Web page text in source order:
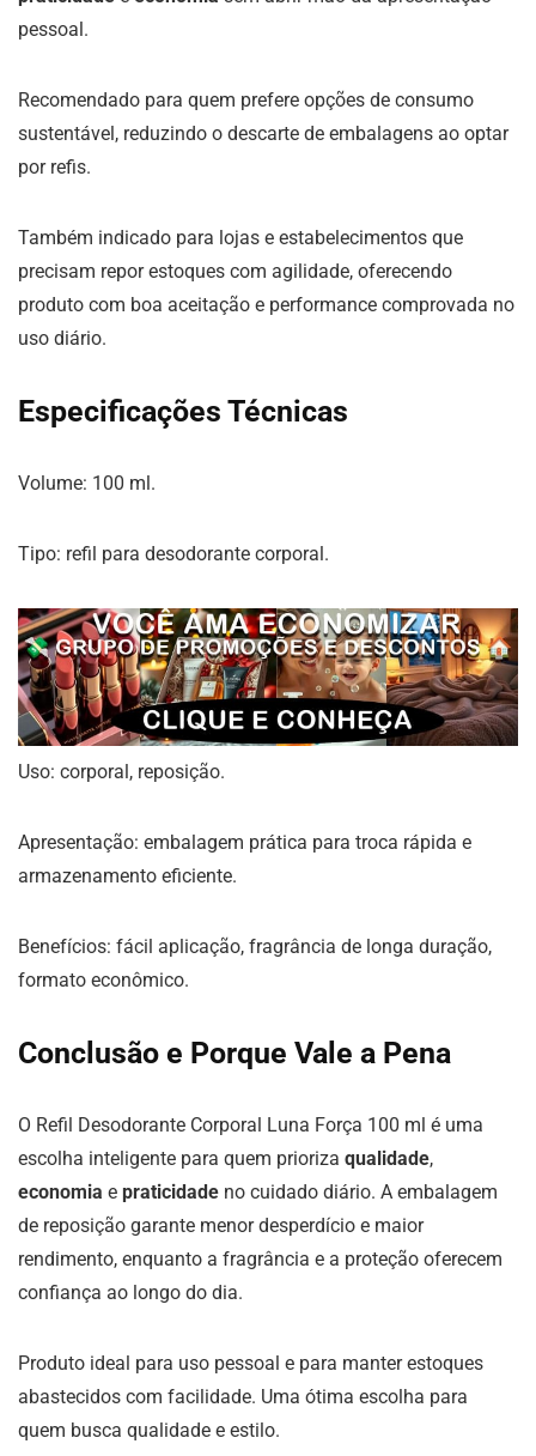
pessoal.
Recomendado para quem prefere opções de consumo
sustentável, reduzindo o descarte de embalagens ao optar
por refis.
Também indicado para lojas e estabelecimentos que
precisam repor estoques com agilidade, oferecendo
produto com boa aceitação e performance comprovada no
uso diário.
Especificações Técnicas
Volume: 100 ml.
Tipo: refil para desodorante corporal.
Uso: corporal, reposição.
Apresentação: embalagem prática para troca rápida e
armazenamento eficiente.
Benefícios: fácil aplicação, fragrância de longa duração,
formato econômico.
Conclusão e Porque Vale a Pena
O Refil Desodorante Corporal Luna Força 100 ml é uma
escolha inteligente para quem prioriza qualidade,
economia e praticidade no cuidado diário. A embalagem
de reposição garante menor desperdício e maior
rendimento, enquanto a fragrância e a proteção oferecem
confiança ao longo do dia.
Produto ideal para uso pessoal e para manter estoques
abastecidos com facilidade. Uma ótima escolha para
quem busca qualidade e estilo.